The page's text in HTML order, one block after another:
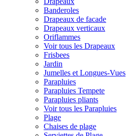
Banderoles
Drapeaux de facade
Drapeaux verticaux
Oriflammes
Voir tous les Drapeaux
Frisbees
Jardin
Jumelles et Longues-Vues
Parapluies
Parapluies Tempete
Parapluies pliants
Voir tous les Parapluies
Plage
Chaises de plage